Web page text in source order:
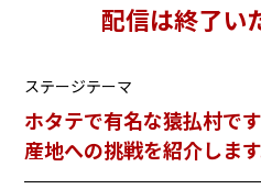
配信は終了い
ステージテーマ
ホタテで有名な猿払村で
産地への挑戦を紹介します